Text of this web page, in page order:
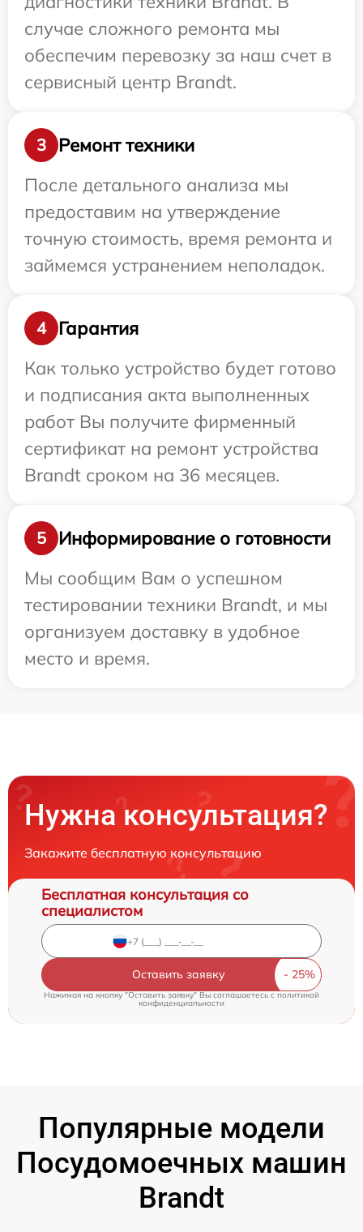
случае сложного ремонта мы
обеспечим перевозку за наш счет в
сервисный центр Brandt.
3
Ремонт техники
После детального анализа мы
предоставим на утверждение
точную стоимость, время ремонта и
займемся устранением неполадок.
4
Гарантия
Как только устройство будет готово
и подписания акта выполненных
работ Вы получите фирменный
сертификат на ремонт устройства
Brandt сроком на 36 месяцев.
5
Информирование о готовности
Мы сообщим Вам о успешном
тестировании техники Brandt, и мы
организуем доставку в удобное
место и время.
Нужна консультация?
Закажите бесплатную консультацию
Бесплатная консультация со
специалистом
Оставить заявку
Нажимая на кнопку "Оставить заявку" Вы соглашаетесь c политикой
конфиденциальности
Популярные модели
Посудомоечных машин
Brandt